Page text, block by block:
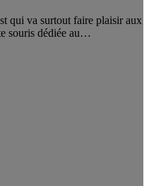
qui va surtout faire plaisir aux
souris dédiée au…